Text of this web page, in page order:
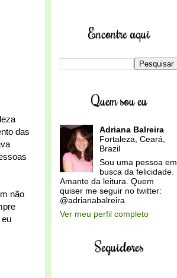
das
não
Encontre aqui
Quem sou eu
Adriana Balreira
Fortaleza, Ceará,
Brazil
Sou uma pessoa em
busca da felicidade.
Amante da leitura. Quem
quiser me seguir no twitter:
@adrianabalreira
Ver meu perfil completo
Seguidores